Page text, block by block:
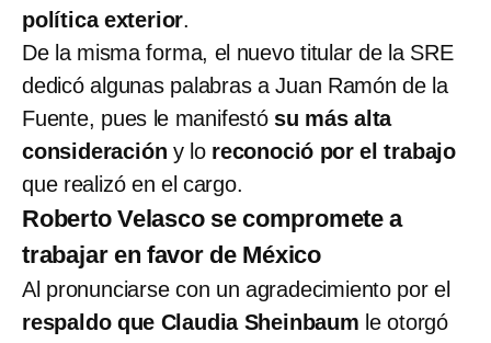
política exterior.
De la misma forma, el nuevo titular de la SRE
dedicó algunas palabras a Juan Ramón de la
Fuente, pues le manifestó su más alta
consideración y lo reconoció por el trabajo
que realizó en el cargo.
Roberto Velasco se compromete a
trabajar en favor de México
Al pronunciarse con un agradecimiento por el
respaldo que Claudia Sheinbaum le otorgó